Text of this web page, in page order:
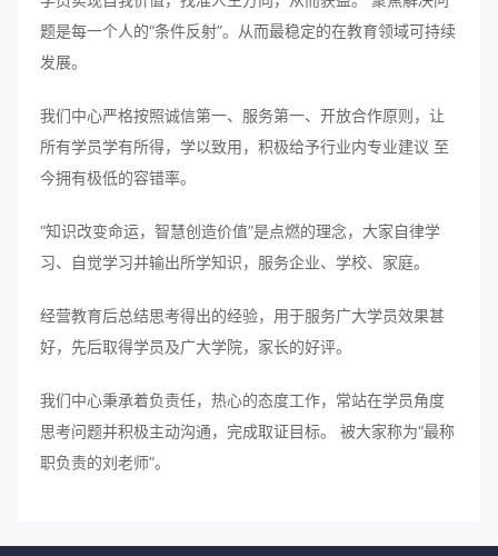
题是每一个人的“条件反射”。从而最稳定的在教育领域可持续
发展。
我们中心严格按照诚信第一、服务第一、开放合作原则，让
所有学员学有所得，学以致用，积极给予行业内专业建议 至
今拥有极低的容错率。
“知识改变命运，智慧创造价值”是点燃的理念，大家自律学
习、自觉学习并输出所学知识，服务企业、学校、家庭。
经营教育后总结思考得出的经验，用于服务广大学员效果甚
好，先后取得学员及广大学院，家长的好评。
我们中心秉承着负责任，热心的态度工作，常站在学员角度
思考问题并积极主动沟通，完成取证目标。 被大家称为“最称
职负责的刘老师”。